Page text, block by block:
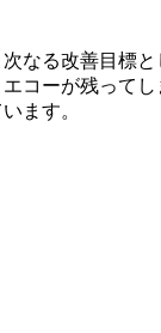
次なる改善目標
コーが残って
ます。